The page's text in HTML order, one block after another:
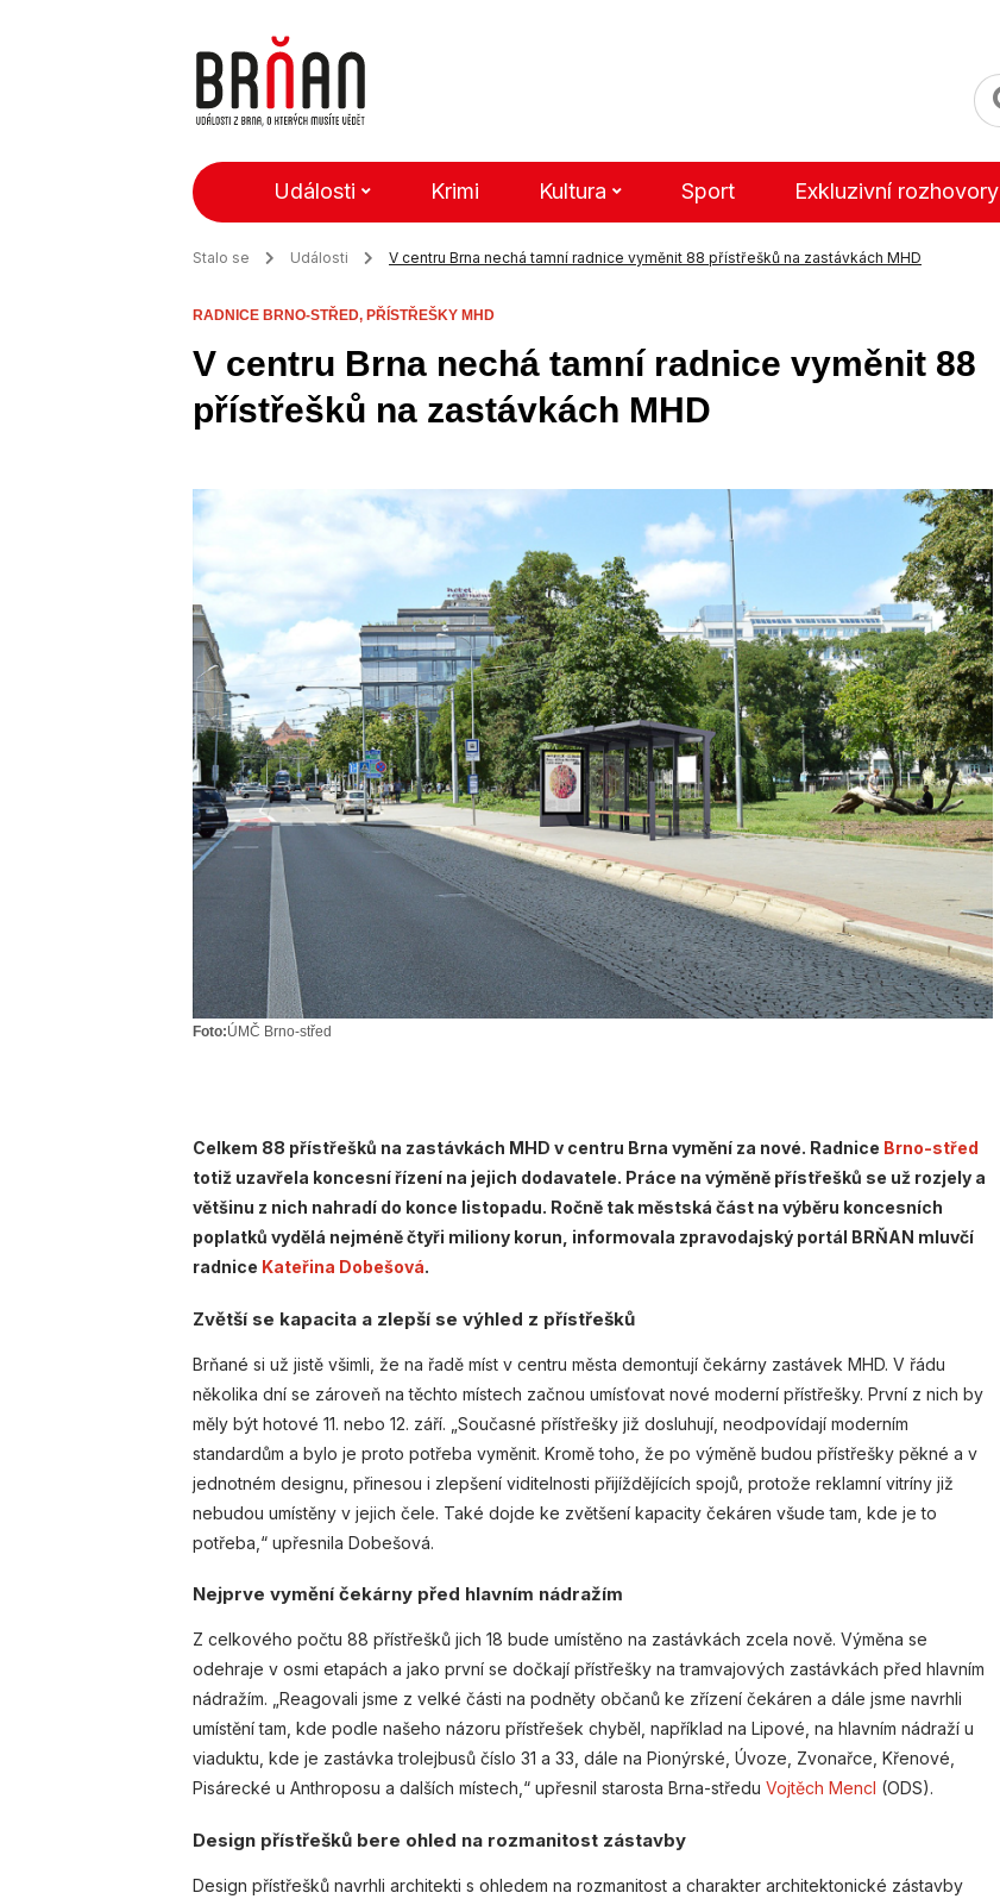
Události Krimi Kultura Sport Exkluzivní rozhovory
Stalo se Události V centru Brna nechá tamní radnice vyměnit 88 přístřešků na zastávkách MHD
RADNICE BRNO-STŘED, PŘÍSTŘEŠKY MHD
V centru Brna nechá tamní radnice vyměnit 88
přístřešků na zastávkách MHD
Foto:ÚMČ Brno-střed
Celkem 88 přístřešků na zastávkách MHD v centru Brna vymění za nové. Radnice Brno-střed
totiž uzavřela koncesní řízení na jejich dodavatele. Práce na výměně přístřešků se už rozjely a
většinu z nich nahradí do konce listopadu. Ročně tak městská část na výběru koncesních
poplatků vydělá nejméně čtyři miliony korun, informovala zpravodajský portál BRŇAN mluvčí
radnice Kateřina Dobešová.
Zvětší se kapacita a zlepší se výhled z přístřešků
Brňané si už jistě všimli, že na řadě míst v centru města demontují čekárny zastávek MHD. V řádu
několika dní se zároveň na těchto místech začnou umísťovat nové moderní přístřešky. První z nich by
měly být hotové 11. nebo 12. září. „Současné přístřešky již dosluhují, neodpovídají moderním
standardům a bylo je proto potřeba vyměnit. Kromě toho, že po výměně budou přístřešky pěkné a v
jednotném designu, přinesou i zlepšení viditelnosti přijíždějících spojů, protože reklamní vitríny již
nebudou umístěny v jejich čele. Také dojde ke zvětšení kapacity čekáren všude tam, kde je to
potřeba,“ upřesnila Dobešová.
Nejprve vymění čekárny před hlavním nádražím
Z celkového počtu 88 přístřešků jich 18 bude umístěno na zastávkách zcela nově. Výměna se
odehraje v osmi etapách a jako první se dočkají přístřešky na tramvajových zastávkách před hlavním
nádražím. „Reagovali jsme z velké části na podněty občanů ke zřízení čekáren a dále jsme navrhli
umístění tam, kde podle našeho názoru přístřešek chyběl, například na Lipové, na hlavním nádraží u
viaduktu, kde je zastávka trolejbusů číslo 31 a 33, dále na Pionýrské, Úvoze, Zvonařce, Křenové,
Pisárecké u Anthroposu a dalších místech,“ upřesnil starosta Brna-středu Vojtěch Mencl (ODS).
Design přístřešků bere ohled na rozmanitost zástavby
Design přístřešků navrhli architekti s ohledem na rozmanitost a charakter architektonické zástavby